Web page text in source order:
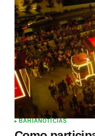
BAHIANOTÍCIAS